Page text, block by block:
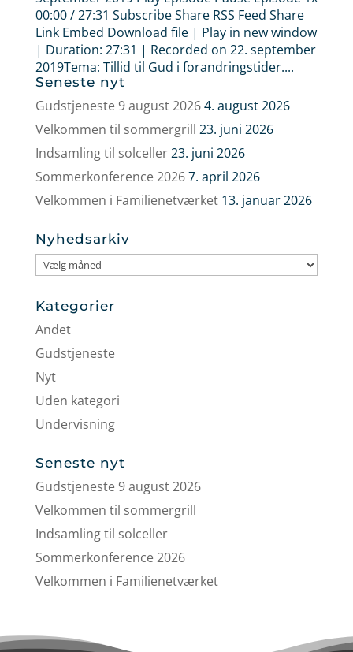
00:00 / 27:31 Subscribe Share RSS Feed Share
Link Embed Download file | Play in new window
| Duration: 27:31 | Recorded on 22. september
2019Tema: Tillid til Gud i forandringstider....
Seneste nyt
Gudstjeneste 9 august 20264. august 2026
Velkommen til sommergrill 23. juni 2026
Indsamling til solceller23. juni 2026
Sommerkonference 20267. april 2026
Velkommen i Familienetværket 13. januar 2026
Nyhedsarkiv
Nyhedsarkiv
Kategorier
Andet
Gudstjeneste
Nyt
Uden kategori
Undervisning
Seneste nyt
Gudstjeneste 9 august 2026
Velkommen til sommergrill
Indsamling til solceller
Sommerkonference 2026
Velkommen i Familienetværket